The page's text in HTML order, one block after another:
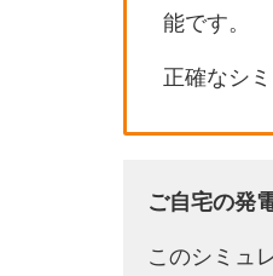
能です。
正確なシ
ご自宅の発
このシミュ